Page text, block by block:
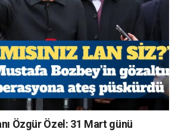
Özgür Özel: 31 Mart günü